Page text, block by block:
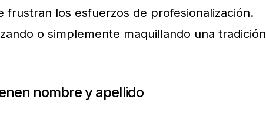
frustran los esfuerzos de profesionalización.
o simplemente maquillando una tradición
nombre y apellido